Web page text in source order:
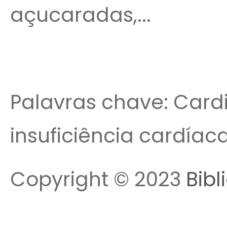
açucaradas,...
Palavras chave:
insuficiência
Copyright © 2023